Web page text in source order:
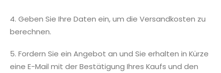
4. Geben Sie Ihre Daten ein, um die Versandkosten zu
berechnen.
5. Fordern Sie ein Angebot an und Sie erhalten in Kürze
eine E-Mail mit der Bestätigung Ihres Kaufs und den